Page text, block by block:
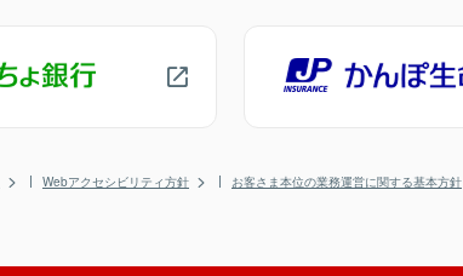
Webアクセシビリティ方針 お客さま本位の業務運営に関する基本方針